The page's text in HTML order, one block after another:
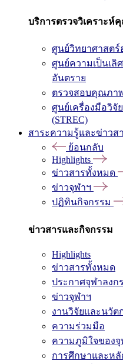
บริการตรวจวิเคราะห์
ศูนย์วิทยาศาสตร์
ศูนย์ความเป็นเลิ
อันตราย
ตรวจสอบคุณภา
ศูนย์เครื่องมือวิจั
(STREC)
สาระความรู้และข่าวส
ย้อนกลับ
Highlights
ข่าวสารทั้งหมด
ข่าวจุฬาฯ
ปฏิทินกิจกรรม
ข่าวสารและกิจกรรม
Highlights
ข่าวสารทั้งหมด
ประกาศจุฬาลง
ข่าวจุฬาฯ
งานวิจัยและนวัต
ความร่วมมือ
ความภูมิใจของจุ
การศึกษาและหลั